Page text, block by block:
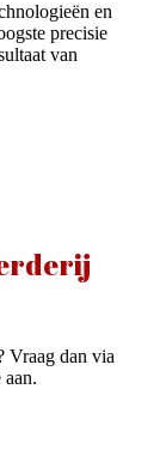
en
precisie
van
Vraag dan via